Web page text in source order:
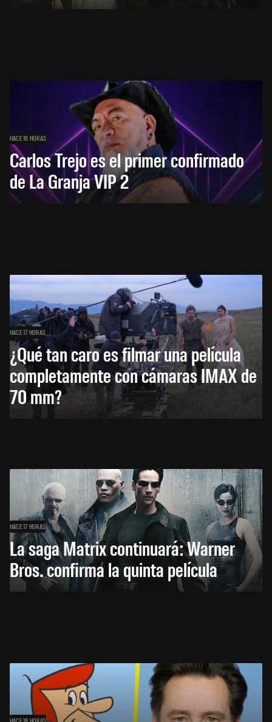
HACE 16 HORAS
Carlos Trejo es el primer confirmado
de La Granja VIP 2
HACE 17 HORAS
¿Qué tan caro es filmar una película
completamente con cámaras IMAX de
70 mm?
HACE 17 HORAS
La saga Matrix continuará: Warner
Bros. confirma la quinta película